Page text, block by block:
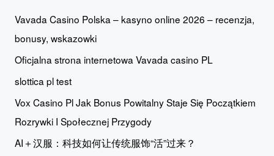
Vavada Casino Polska – kasyno online 2026 – recenzja,
bonusy, wskazowki
Oficjalna strona internetowa Vavada casino PL
slottica pl test
Vox Casino Pl Jak Bonus Powitalny Staje Się Początkiem
Rozrywki I Społecznej Przygody
AI＋汉服：科技如何让传统服饰“活”过来？